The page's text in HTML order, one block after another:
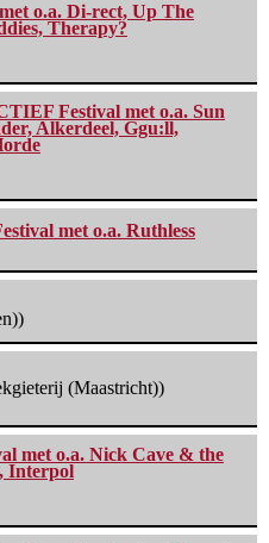
o.a. Di-rect, Up The
Therapy?
Festival met o.a. Sun
Alkerdeel, Ggu:ll,
met o.a. Ruthless
(Maastricht))
met o.a. Nick Cave & the
Interpol